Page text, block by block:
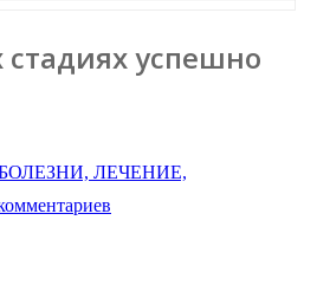
стадиях успешно
ЛЕЧЕНИЕ,